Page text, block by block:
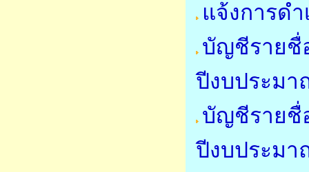
แจ้งการด
บัญชีรายชื่
ปีงบประม
บัญชีรายชื่
ปีงบประม